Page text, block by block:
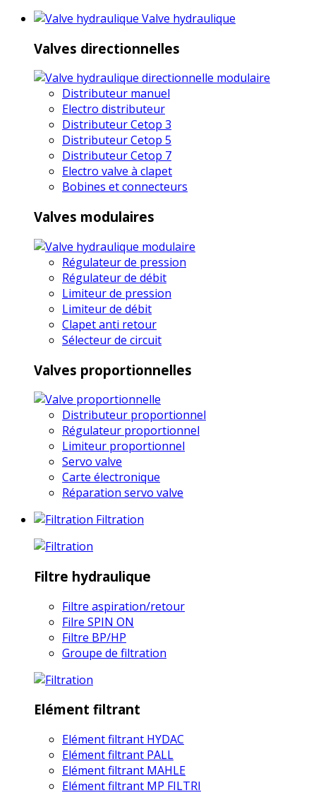
Valve hydraulique
Valves directionnelles
Distributeur manuel
Electro distributeur
Distributeur Cetop 3
Distributeur Cetop 5
Distributeur Cetop 7
Electro valve à clapet
Bobines et connecteurs
Valves modulaires
Régulateur de pression
Régulateur de débit
Limiteur de pression
Limiteur de débit
Clapet anti retour
Sélecteur de circuit
Valves proportionnelles
Distributeur proportionnel
Régulateur proportionnel
Limiteur proportionnel
Servo valve
Carte électronique
Réparation servo valve
Filtration
Filtre hydraulique
Filtre aspiration/retour
Filre SPIN ON
Filtre BP/HP
Groupe de filtration
Elément filtrant
Elément filtrant HYDAC
Elément filtrant PALL
Elément filtrant MAHLE
Elément filtrant MP FILTRI